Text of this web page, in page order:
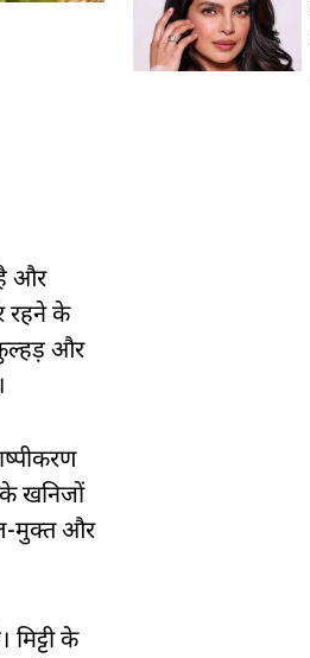
और
रहने के
कुल्हड़ और
के खनिजों
मुक्त और
के